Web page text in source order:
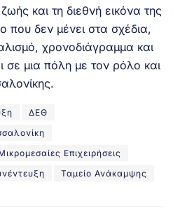
και τη διεθνή εικόνα της
που δεν μένει στα σχέδια,
χρονοδιάγραμμα και
σε μια πόλη με τον ρόλο και
ΔΕΘ
Επιχειρήσεις
Ταμείο Ανάκαμψης